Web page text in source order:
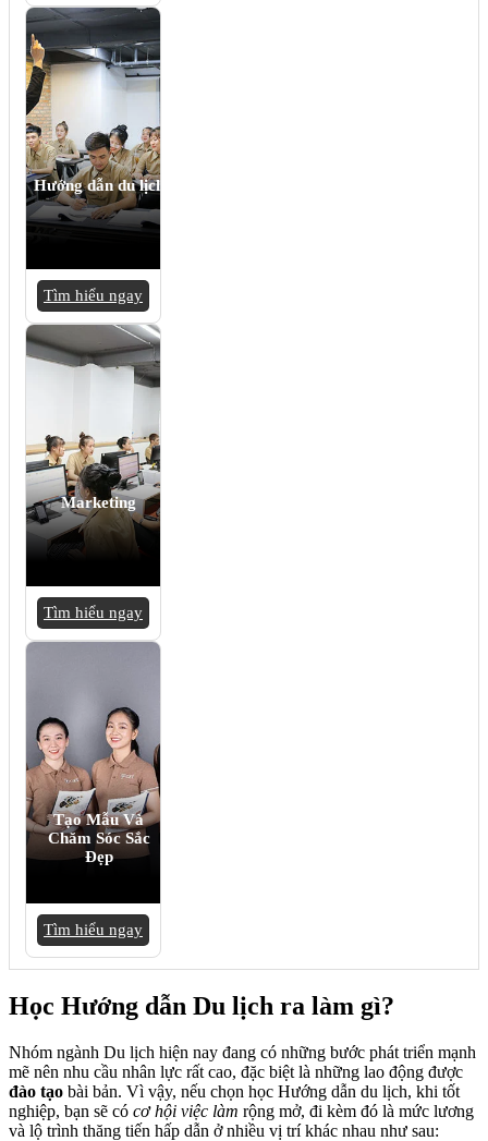
Hướng dẫn du lịch
Tìm hiểu ngay
Marketing
Tìm hiểu ngay
Tạo Mẫu Và
Chăm Sóc Sắc
Đẹp
Tìm hiểu ngay
Học Hướng dẫn Du lịch ra làm gì?
Nhóm ngành Du lịch hiện nay đang có những bước phát triển mạnh
mẽ nên nhu cầu nhân lực rất cao, đặc biệt là những lao động được
đào tạo bài bản. Vì vậy, nếu chọn học Hướng dẫn du lịch, khi tốt
nghiệp, bạn sẽ có cơ hội việc làm rộng mở, đi kèm đó là mức lương
và lộ trình thăng tiến hấp dẫn ở nhiều vị trí khác nhau như sau: